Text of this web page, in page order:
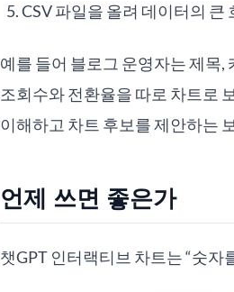
CSV 파일을 올려 데이터의 큰
예를 들어 블로그 운영자는 제목,
조회수와 전환율을 따로 차트로
이해하고 차트 후보를 제안하는
언제 쓰면 좋은가
챗GPT 인터랙티브 차트는 “숫자